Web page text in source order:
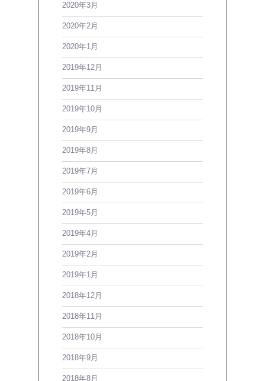
2020年3月
2020年2月
2020年1月
2019年12月
2019年11月
2019年10月
2019年9月
2019年8月
2019年7月
2019年6月
2019年5月
2019年4月
2019年2月
2019年1月
2018年12月
2018年11月
2018年10月
2018年9月
2018年8月